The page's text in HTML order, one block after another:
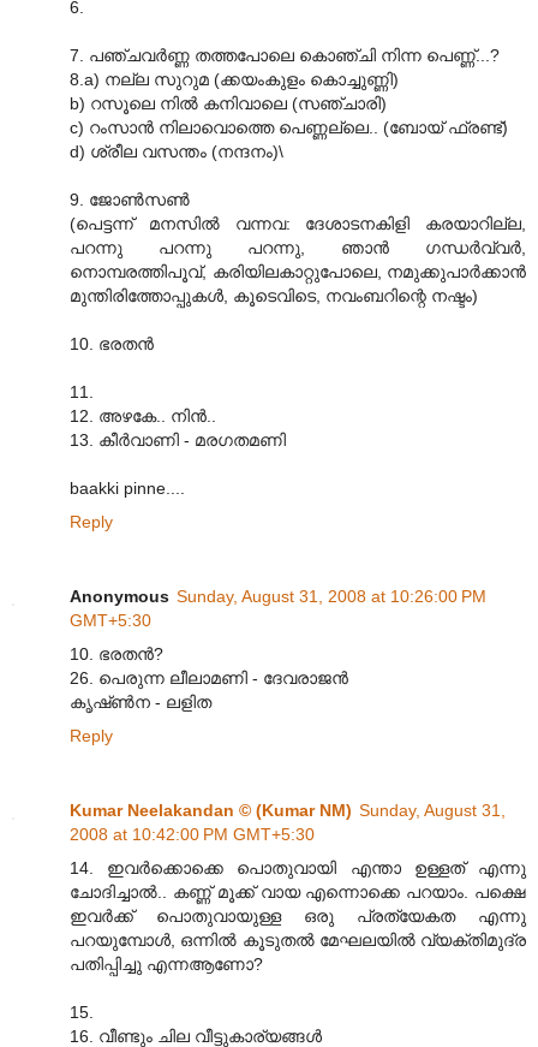
6.
7. പഞ്ചവര്‍ണ്ണ തത്തപോലെ കൊഞ്ചി നിന്ന പെണ്ണ്‌...?
8.a) നല്ല സുറുമ (ക്കയംകുളം കൊച്ചുണ്ണി)
b) റസൂലെ നില്‍ കനിവാലെ (സഞ്ചാരി)
c) റംസാന്‍ നിലാവൊത്തെ പെണ്ണല്ലെ.. (ബോയ് ഫ്രണ്ട്)
d) ശ്രീല വസന്തം (നന്ദനം)\
9. ജോണ്‍സണ്‍
(പെട്ടന്ന് മനസില്‍ വന്നവ‍: ദേശാടനകിളി കരയാറില്ല,
പറന്നു പറന്നു പറന്നു, ഞാന്‍ ഗന്ധര്‍വ്വര്‍,
നൊമ്പരത്തിപൂവ്, കരിയിലകാറ്റുപോലെ, നമുക്കുപാര്‍ക്കാന്‍
മുന്തിരിത്തോപ്പുകള്‍, കൂടെവിടെ, നവംബറിന്റെ നഷ്ടം)
10. ഭരതന്‍
11.
12. അഴകേ.. നിന്‍..
13. കീര്‍വാണി - മരഗതമണി
baakki pinne....
Reply
Anonymous Sunday, August 31, 2008 at 10:26:00 PM
GMT+5:30
10. ഭരതൻ?
26. പെരുന്ന ലീലാമണി - ദേവരാജൻ
കൃഷ്ൺന - ലളിത
Reply
Kumar Neelakandan © (Kumar NM) Sunday, August 31,
2008 at 10:42:00 PM GMT+5:30
14. ഇവര്‍ക്കൊക്കെ പൊതുവായി എന്താ ഉള്ളത് എന്നു
ചോദിച്ചാല്‍.. കണ്ണ് മൂക്ക് വായ എന്നൊക്കെ പറയാം. പക്ഷെ
ഇവര്‍ക്ക് പൊതുവായുള്ള ഒരു പ്രത്യേകത എന്നു
പറയുമ്പോള്‍, ഒന്നില്‍ കൂടുതല്‍ മേഘലയില്‍ വ്യക്തിമുദ്ര
പതിപ്പിച്ചു എന്നആണോ?
15.
16. വീണ്ടും ചില വീട്ടുകാര്യങ്ങള്‍